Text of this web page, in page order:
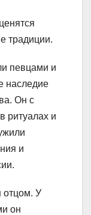
традиции.
певцами и
наследие
Он с
ритуалах и
и
отцом. У
он